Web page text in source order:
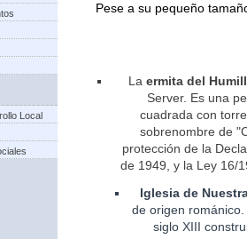
Local
Pese a su pequeño
La ermita del
Server. Es una
cuadrada con
sobrenombre de
protección de la
de 1949, y la Ley 16/
Iglesia de
deorigen
siglo XIII